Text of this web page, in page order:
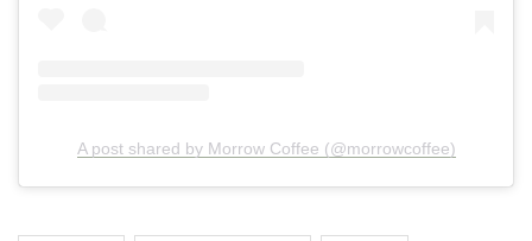
A post shared by Morrow Coffee (@morrowcoffee)